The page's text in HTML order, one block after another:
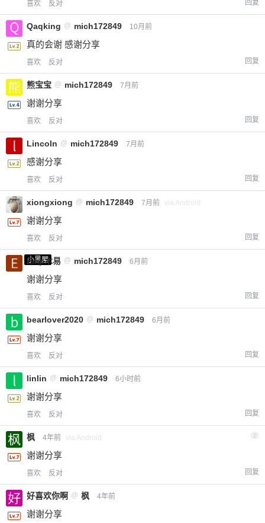
喜欢 反对 回复
Qaqking @ mich172849 10月前
真的会谢 感谢分享
喜欢 反对 回复
熊宝宝 @ mich172849 7月前
谢谢分享
喜欢 反对 回复
Lincoln @ mich172849 7月前
感谢分享
喜欢 反对 回复
xiongxiong @ mich172849 7月前 via Android
谢谢分享
喜欢 反对 回复
小黑屋
Emp木易 @ mich172849 6月前
谢谢分享
喜欢 反对 回复
bearlover2020 @ mich172849 6月前
谢谢分享
喜欢 反对 回复
linlin @ mich172849 6小时前
谢谢分享
喜欢 反对 回复
枫 4年前 via Android 2
谢谢分享
喜欢 反对 回复
好喜欢你啊 @ 枫 4年前
谢谢分享